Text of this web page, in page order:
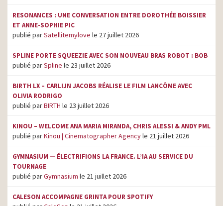
RESONANCES : UNE CONVERSATION ENTRE DOROTHÉE BOISSIER
ET ANNE-SOPHIE PIC
publié parSatellitemylove le 27 juillet 2026
SPLINE PORTE SQUEEZIE AVEC SON NOUVEAU BRAS ROBOT : BOB
publié parSpline le 23 juillet 2026
BIRTH LX – CARLIJN JACOBS RÉALISE LE FILM LANCÔME AVEC
OLIVIA RODRIGO
publié parBIRTH le 23 juillet 2026
KINOU – WELCOME ANA MARIA MIRANDA, CHRIS ALESSI & ANDY PML
publié parKinou | Cinematographer Agencyle 21 juillet 2026
GYMNASIUM — ÉLECTRIFIONS LA FRANCE. L’IA AU SERVICE DU
TOURNAGE
publié parGymnasium le 21 juillet 2026
CALESON ACCOMPAGNE GRINTA POUR SPOTIFY